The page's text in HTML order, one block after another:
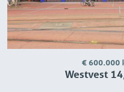
€ 600.000
Westvest